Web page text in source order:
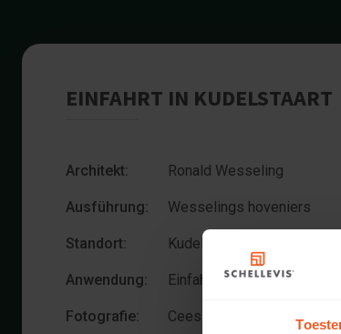
EINFAHRT IN KUDELSTAART
Architekt: Ronald Wesseling
Ausführung: Wesselings hoveniers
Standort: Kudelstaart
Anwendung: Einfahrt
Fotografie: Cees Rijnen